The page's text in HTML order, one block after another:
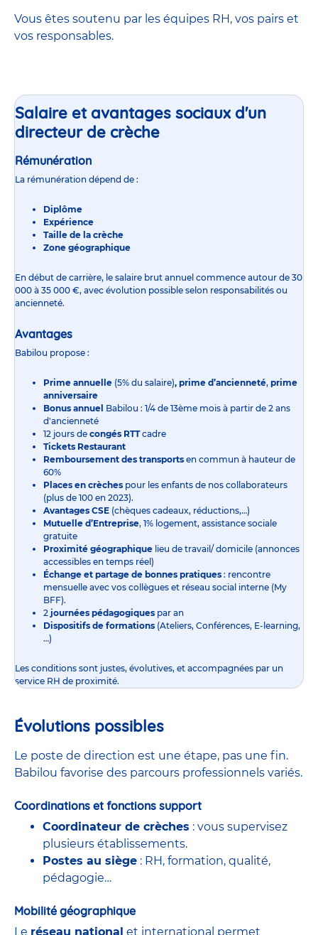
Vous êtes soutenu par les équipes RH, vos pairs et
vos responsables.
Salaire et avantages sociaux d'un
directeur de crèche
Rémunération
La rémunération dépend de :
Diplôme
Expérience
Taille de la crèche
Zone géographique
En début de carrière, le salaire brut annuel commence autour de 30
000 à 35 000 €, avec évolution possible selon responsabilités ou
ancienneté.
Avantages
Babilou propose :
Prime annuelle (5% du salaire), prime d’ancienneté, prime
anniversaire
Bonus annuel Babilou : 1/4 de 13ème mois à partir de 2 ans
d'ancienneté
12 jours de congés RTTcadre
Tickets Restaurant
Remboursement des transports en commun à hauteur de
60%
Places en crèches pour les enfants de nos collaborateurs
(plus de 100 en 2023).
Avantages CSE (chèques cadeaux, réductions,…)
Mutuelle d’Entreprise, 1% logement, assistance sociale
gratuite
Proximité géographique lieu de travail/ domicile (annonces
accessibles en temps réel)
Échange et partage de bonnes pratiques : rencontre
mensuelle avec vos collègues et réseau social interne (My
BFF).
2 journées pédagogiques par an
Dispositifs de formations (Ateliers, Conférences, E-learning,
…)
Les conditions sont justes, évolutives, et accompagnées par un
service RH de proximité.
Évolutions possibles
Le poste de direction est une étape, pas une fin.
Babilou favorise des parcours professionnels variés.
Coordinations et fonctions support
Coordinateur de crèches : vous supervisez
plusieurs établissements.
Postes au siège : RH, formation, qualité,
pédagogie…
Mobilité géographique
Le réseau national et international permet